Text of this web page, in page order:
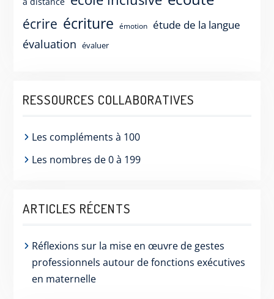
écrire écriture émotion étude de la langue
évaluation évaluer
RESSOURCES COLLABORATIVES
Les compléments à 100
Les nombres de 0 à 199
ARTICLES RÉCENTS
Réflexions sur la mise en œuvre de gestes
professionnels autour de fonctions exécutives
en maternelle